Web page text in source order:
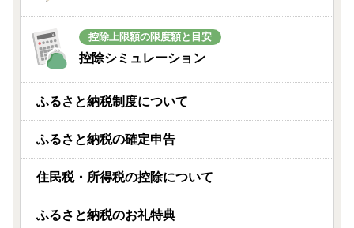
控除上限額の限度額と目安
控除シミュレーション
ふるさと納税制度について
ふるさと納税の確定申告
住民税・所得税の控除について
ふるさと納税のお礼特典